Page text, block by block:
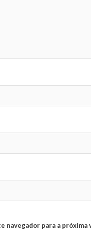
navegador para a próxima